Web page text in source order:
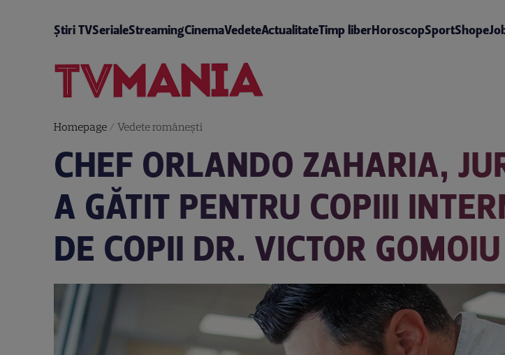
Știri TVSerialeStreamingCinemaVedeteActualitateTimp liberHoroscopSportShop
Homepage/ Vedete româneşti
CHEF ORLANDO ZAHARIA,
A GĂTIT PENTRU COPIII
DE COPII DR. VICTOR GOMOIU